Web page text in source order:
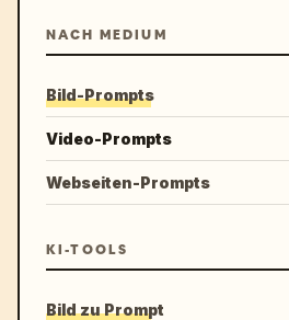
NACH MEDIUM
Bild-Prompts
Video-Prompts
Webseiten-Prompts
KI-TOOLS
Bild zu Prompt